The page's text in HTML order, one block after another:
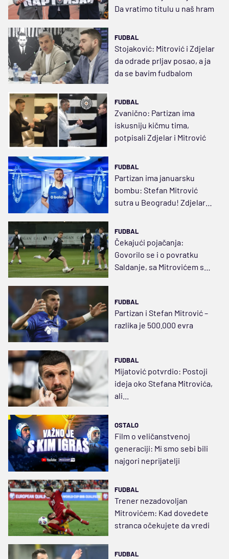
Da vratimo titulu u naš hram
FUDBAL
Stojaković: Mitrović i Zdjelar
da odrade prljav posao, a ja
da se bavim fudbalom
FUDBAL
Zvanično: Partizan ima
iskusniju kičmu tima,
potpisali Zdjelar i Mitrović
FUDBAL
Partizan ima januarsku
bombu: Stefan Mitrović
sutra u Beogradu! Zdjelar
FUDBAL
Čekajući pojačanja:
Govorilo se i o povratku
Saldanje, sa Mitrovićem se
FUDBAL
Partizan i Stefan Mitrović –
razlika je 500.000 evra
FUDBAL
Mijatović potvrdio: Postoji
ideja oko Stefana Mitrovića,
ali...
OSTALO
Film o veličanstvenoj
generaciji: Mi smo sebi bili
najgori neprijatelji
FUDBAL
Trener nezadovoljan
Mitrovićem: Kad dovedete
stranca očekujete da vredi
FUDBAL